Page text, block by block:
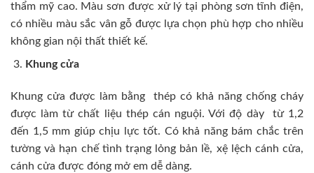
thẩm mỹ cao. Màu sơn được xử lý tại phòng sơn tĩnh điện,
có nhiều màu sắc vân gỗ được lựa chọn phù hợp cho nhiều
không gian nội thất thiết kế.
Khung cửa
Khung cửa được làm bằng thép có khả năng chống cháy
được làm từ chất liệu thép cán nguội. Với độ dày từ 1,2
đến 1,5 mm giúp chịu lực tốt. Có khả năng bám chắc trên
tường và hạn chế tình trạng lỏng bản lề, xệ lệch cánh cửa,
cánh cửa được đóng mở em dễ dàng.